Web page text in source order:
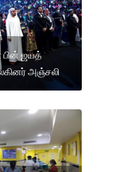
பின் ஜயத்
அஞ்சலி